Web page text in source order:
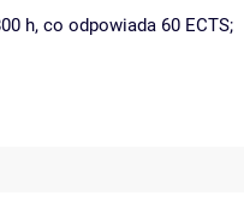
h, co odpowiada 60 ECTS;